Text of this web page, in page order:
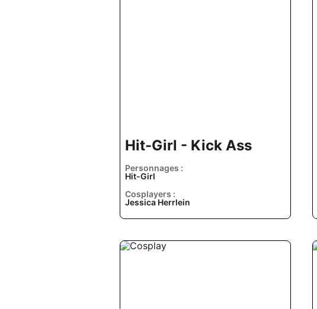
Hit-Girl - Kick Ass
Personnages :
Hit-Girl
Cosplayers :
Jessica Herrlein